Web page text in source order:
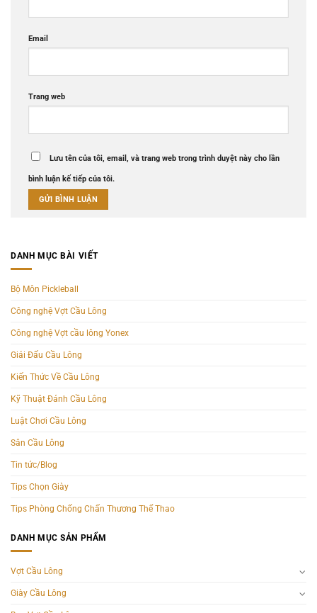
Email
Trang web
Lưu tên của tôi, email, và trang web trong trình duyệt này cho lần
bình luận kế tiếp của tôi.
DANH MỤC BÀI VIẾT
Bộ Môn Pickleball
Công nghệ Vợt Cầu Lông
Công nghệ Vợt cầu lông Yonex
Giải Đấu Cầu Lông
Kiến Thức Về Cầu Lông
Kỹ Thuật Đánh Cầu Lông
Luật Chơi Cầu Lông
Sân Cầu Lông
Tin tức/Blog
Tips Chọn Giày
Tips Phòng Chống Chấn Thương Thể Thao
DANH MỤC SẢN PHẨM
Vợt Cầu Lông
Giày Cầu Lông